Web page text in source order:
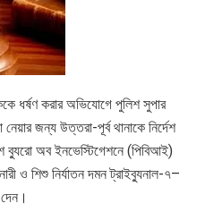
ধর্ষণ করার অভিযোগে পুলিশ সুপার
জন্য উত্তরা-পূর্ব থানাকে নির্দেশ
অব ইনভেস্টিগেশনে (পিবিআই)
ও শিশু নির্যাতন দমন ট্রাইব্যুনাল-৭–